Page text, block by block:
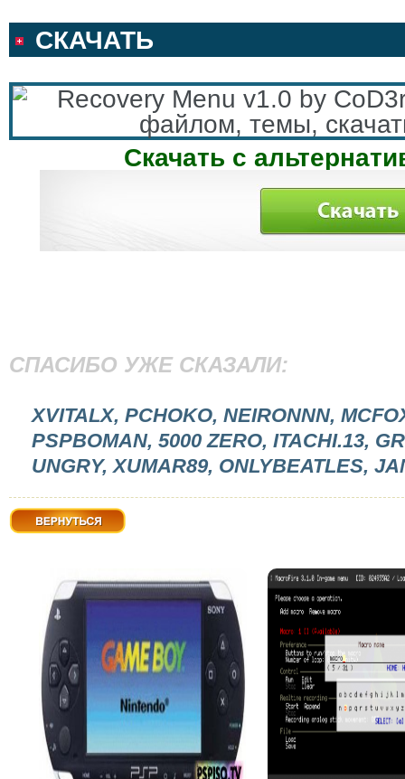
СКАЧАТЬ
Скачать с
СПАСИБО УЖЕ СКАЗАЛИ:
XVITALX, PCHOKO, NEIRONNN,
PSPBOMAN, 5000 ZERO, ITACHI.13,
UNGRY, XUMAR89, ONLYBEATLES,